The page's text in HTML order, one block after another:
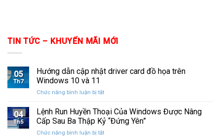
TIN TỨC – KHUYẾN MÃI MỚI
05
Th7
Hướng dẫn cập nhật driver card đồ họa trên
Windows 10 và 11
Chức năng bình luận bị tắtở
dẫn
cập
nhật
driver
04
Th5
Lệnh Run Huyền Thoại Của Windows Được Nâng
Cấp Sau Ba Thập Kỷ “Đứng Yên”
Chức năng bình luận bị tắtở